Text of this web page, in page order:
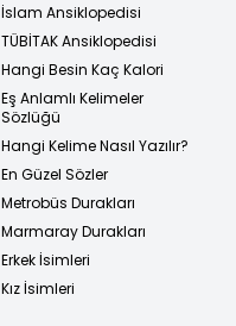
İslam Ansiklopedisi
TÜBİTAK Ansiklopedisi
Hangi Besin Kaç Kalori
Eş Anlamlı Kelimeler
Sözlüğü
Hangi Kelime Nasıl Yazılır?
En Güzel Sözler
Metrobüs Durakları
Marmaray Durakları
Erkek İsimleri
Kız İsimleri